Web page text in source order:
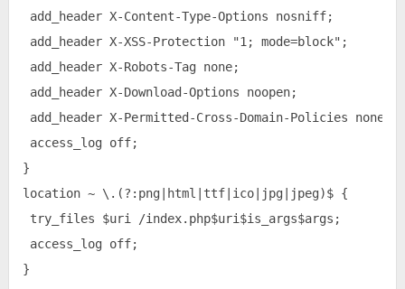
add_header X-Content-Type-Options nosniff;
add_header X-XSS-Protection "1; mode=block";
add_header X-Robots-Tag none;
add_header X-Download-Options noopen;
add_header X-Permitted-Cross-Domain-Policies none;
access_log off;
}
location ~ \.(?:png|html|ttf|ico|jpg|jpeg)$ {
try_files $uri /index.php$uri$is_args$args;
access_log off;
}